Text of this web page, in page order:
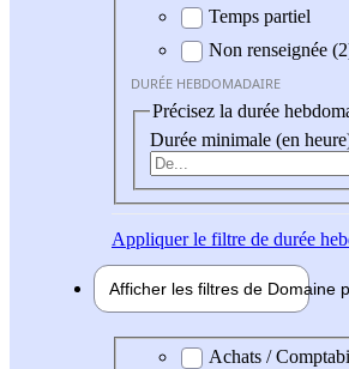
Temps partiel
Non renseignée
DURÉE HEBDOMADAIRE
Précisez la durée
Durée minimale (en
Appliquerle filtre de durée
Afficher les filtres de Domaine
Domaine professionel
Achats /